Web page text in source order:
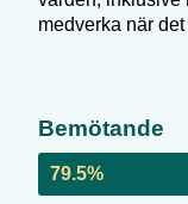
medverka när
Bemötande
79.5%